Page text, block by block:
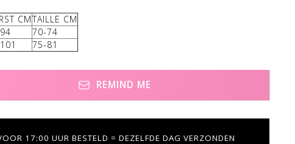
CMTAILLE CM
70-74
75-81
REMIND ME
17:00 UUR BESTELD = DEZELFDE DAG VERZONDEN